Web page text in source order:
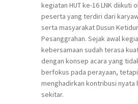
kegiatan HUT ke-16 LNK diikuti
peserta yang terdiri dari
serta masyarakat Dusun
Pesanggrahan. Sejak awal
kebersamaan sudah terasa
dengan konsep acara yang
berfokus pada perayaan,
menghadirkan kontribusi nyata
sekitar.